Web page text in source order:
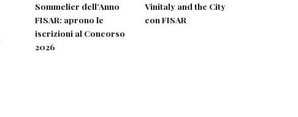
Sommelier dell’Anno
FISAR: aprono le
iscrizioni al Concorso
2026
Vinitaly and the City
con FISAR